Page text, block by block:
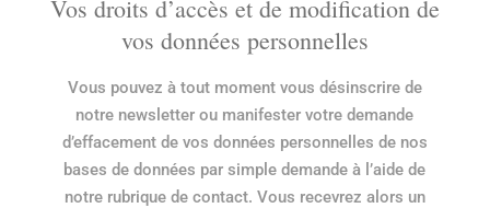
Vos droits d’accès et de modification de
vos données personnelles
Vous pouvez à tout moment vous désinscrire de
notre newsletter ou manifester votre demande
d’effacement de vos données personnelles de nos
bases de données par simple demande à l’aide de
notre rubrique de contact. Vous recevrez alors un